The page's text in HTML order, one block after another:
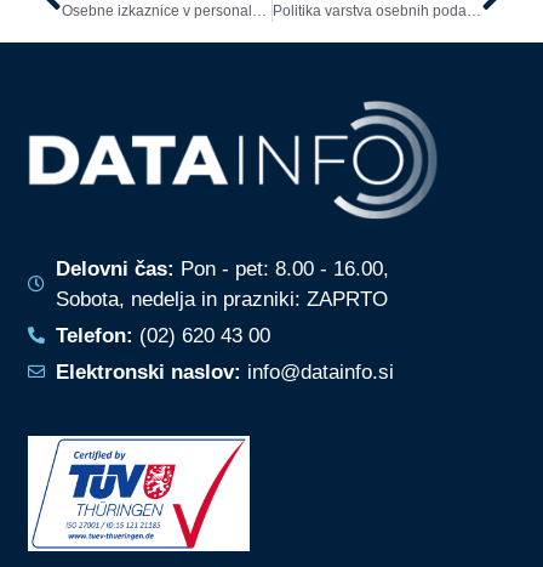
Osebne izkaznice v personalnih mapah zaposlenih Politika varstva osebnih podatkov
Delovni čas: Pon - pet: 8.00 - 16.00,
Sobota, nedelja in prazniki: ZAPRTO
Telefon: (02) 620 43 00
Elektronski naslov: info@datainfo.si